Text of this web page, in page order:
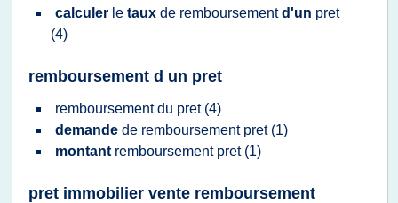
calculer le taux de remboursementd'un pret
(4)
remboursement d un pret
remboursementdu pret (4)
demande de remboursement pret (1)
montant remboursement pret (1)
pret immobilier vente remboursement